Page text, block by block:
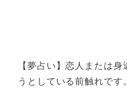
【夢占い】恋人または
うとしている前触れです。